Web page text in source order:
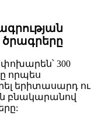
300
որպես
երիտասարդ ու
բնակարանով